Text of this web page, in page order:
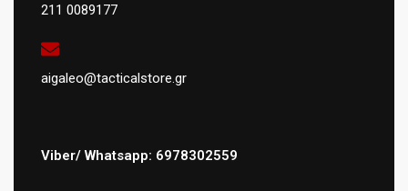
211 0089177
aigaleo@tacticalstore.gr
Viber/ Whatsapp: 6978302559